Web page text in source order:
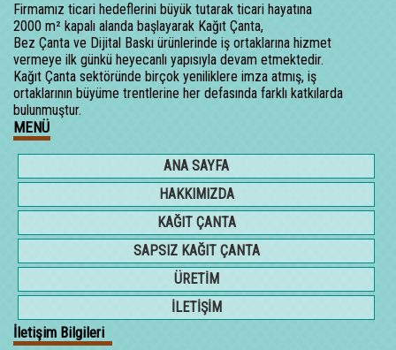
Firmamız ticari hedeflerini büyük tutarak ticari hayatına
2000 m² kapalı alanda başlayarak Kağıt Çanta,
Bez Çanta ve Dijital Baskı ürünlerinde iş ortaklarına hizmet
vermeye ilk günkü heyecanlı yapısıyla devam etmektedir.
Kağıt Çanta sektöründe birçok yeniliklere imza atmış, iş
ortaklarının büyüme trentlerine her defasında farklı katkılarda
bulunmuştur.
MENÜ
ANA SAYFA
HAKKIMIZDA
KAĞIT ÇANTA
SAPSIZ KAĞIT ÇANTA
ÜRETİM
İLETİŞİM
İletişim Bilgileri